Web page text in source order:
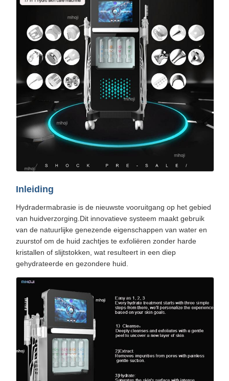
Inleiding
Hydradermabrasie is de nieuwste vooruitgang op het gebied
van huidverzorging.Dit innovatieve systeem maakt gebruik
van de natuurlijke genezende eigenschappen van water en
zuurstof om de huid zachtjes te exfoliëren zonder harde
kristallen of slijtstokken, wat resulteert in een diep
gehydrateerde en gezondere huid.